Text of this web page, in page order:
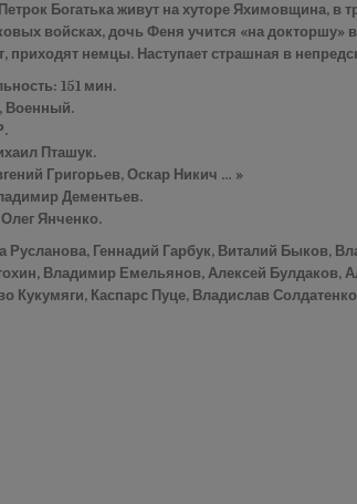
Богатька живут на хуторе Яхимовщина, в
войсках, дочь Феня учится «на
приходят немцы. Наступает страшная в
151 мин.
Военный.
Пташук.
Григорьев, Оскар Никич … »
Дементьев.
Янченко.
Русланова, Геннадий Гарбук, Виталий Быков,
Владимир Емельянов, Алексей
Кукумяги, Каспарс Пуце, Владислав